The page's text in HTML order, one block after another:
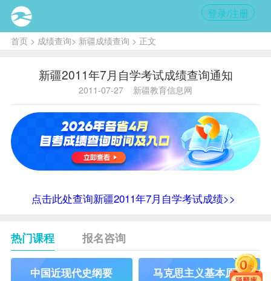
登录/注册
首页> 成绩查询> 新疆成绩查询 > 正文
新疆2011年7月自学考试成绩查询通知
2011-07-27 新疆教育信息网
点击此处查询新疆2011年7月自学考试成绩>>
热门课程 报名咨询
中国近现代史纲要 马克思主义基本原理